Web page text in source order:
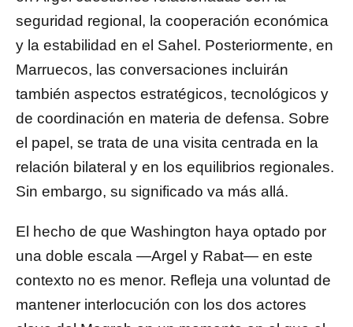
seguridad regional, la cooperación económica
y la estabilidad en el Sahel. Posteriormente, en
Marruecos, las conversaciones incluirán
también aspectos estratégicos, tecnológicos y
de coordinación en materia de defensa. Sobre
el papel, se trata de una visita centrada en la
relación bilateral y en los equilibrios regionales.
Sin embargo, su significado va más allá.
El hecho de que Washington haya optado por
una doble escala —Argel y Rabat— en este
contexto no es menor. Refleja una voluntad de
mantener interlocución con los dos actores